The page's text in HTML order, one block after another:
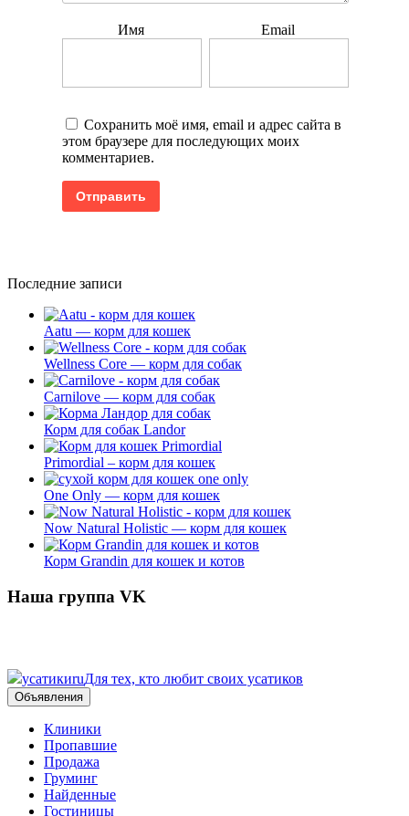
Имя Email
Сохранить моё имя, email и адрес сайта в
этом браузере для последующих моих
комментариев.
Последние записи
Aatu — корм для кошек
Wellness Core — корм для собак
Carnilove — корм для собак
Корм для собак Landor
Primordial – корм для кошек
One Only — корм для кошек
Now Natural Holistic — корм для кошек
Корм Grandin для кошек и котов
Наша группа VK
усатикиruДля тех, кто любит своих усатиков
Объявления
Клиники
Пропавшие
Продажа
Груминг
Найденные
Гостиницы